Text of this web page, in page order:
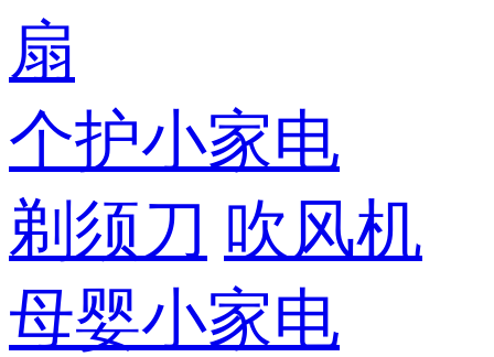
扇
个护小家电
剃须刀 吹风机
母婴小家电